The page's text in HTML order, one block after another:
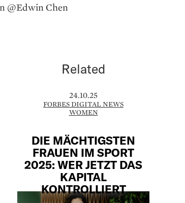
@Edwin Chen
Related
24.10.25
FORBES DIGITAL NEWS
WOMEN
DIE MÄCHTIGSTEN
FRAUEN IM SPORT
2025: WER JETZT DAS
KAPITAL
KONTROLLIERT